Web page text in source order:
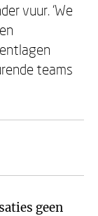
vuur. ‘We
teams
geen